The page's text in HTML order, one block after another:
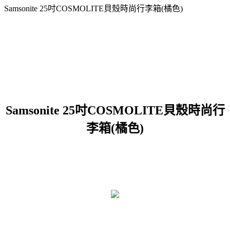
Samsonite 25吋COSMOLITE貝殼時尚行李箱(橘色)
Samsonite 25吋COSMOLITE貝殼時尚行
李箱(橘色)